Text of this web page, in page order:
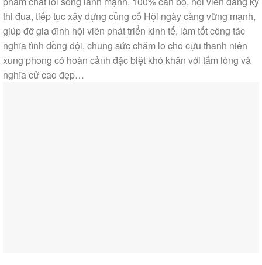
thi đua, tiếp tục xây dựng củng cố Hội ngày càng vững mạnh,
giúp đỡ gia đình hội viên phát triển kinh tế, làm tốt công tác
nghĩa tình đồng đội, chung sức chăm lo cho cựu thanh niên
xung phong có hoàn cảnh đặc biệt khó khăn với tấm lòng và
nghĩa cử cao đẹp…